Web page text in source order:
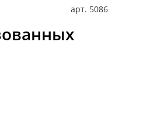
арт. 5086